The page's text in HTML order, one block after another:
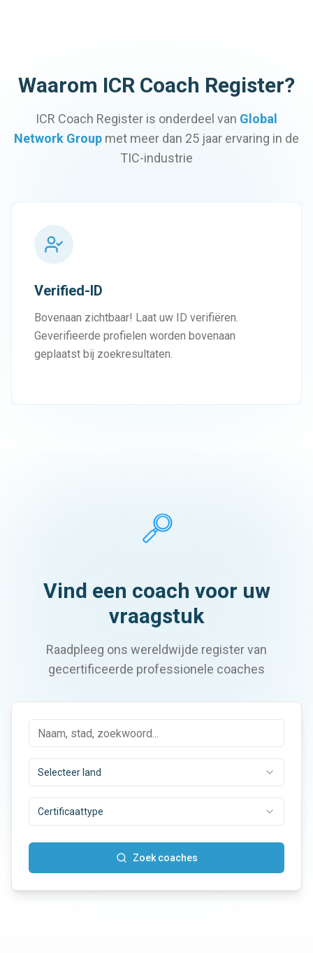
Waarom ICR Coach Register?
ICR Coach Register is onderdeel van Global
Network Group met meer dan 25 jaar ervaring in de
TIC-industrie
Verified-ID
Bovenaan zichtbaar! Laat uw ID verifiëren.
Geverifieerde profielen worden bovenaan
geplaatst bij zoekresultaten.
Vind een coach voor uw
vraagstuk
Raadpleeg ons wereldwijde register van
gecertificeerde professionele coaches
Selecteer land
Certificaattype
Zoek coaches